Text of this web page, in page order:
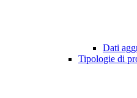
Dati
Tipologie di